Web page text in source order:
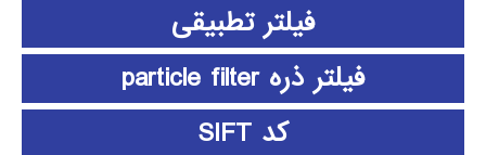
فیلتر تطبیقی
فیلتر ذره particle filter
کد SIFT